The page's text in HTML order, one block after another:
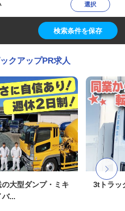
選択
検索条件を保存
クアップPR求人
大型ダンプ・ミキ
バ...
3tトラッ